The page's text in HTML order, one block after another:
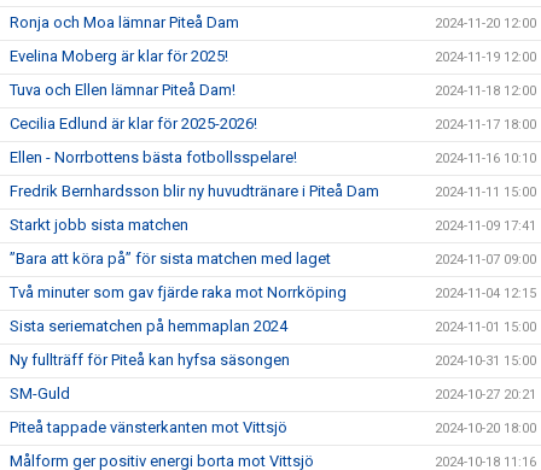
Ronja och Moa lämnar Piteå Dam 2024-11-20 12:00
Evelina Moberg är klar för 2025! 2024-11-19 12:00
Tuva och Ellen lämnar Piteå Dam! 2024-11-18 12:00
Cecilia Edlund är klar för 2025-2026! 2024-11-17 18:00
Ellen - Norrbottens bästa fotbollsspelare! 2024-11-16 10:10
Fredrik Bernhardsson blir ny huvudtränare i Piteå Dam 2024-11-11 15:00
Starkt jobb sista matchen 2024-11-09 17:41
”Bara att köra på” för sista matchen med laget 2024-11-07 09:00
Två minuter som gav fjärde raka mot Norrköping 2024-11-04 12:15
Sista seriematchen på hemmaplan 2024 2024-11-01 15:00
Ny fullträff för Piteå kan hyfsa säsongen 2024-10-31 15:00
SM-Guld 2024-10-27 20:21
Piteå tappade vänsterkanten mot Vittsjö 2024-10-20 18:00
Målform ger positiv energi borta mot Vittsjö 2024-10-18 11:16